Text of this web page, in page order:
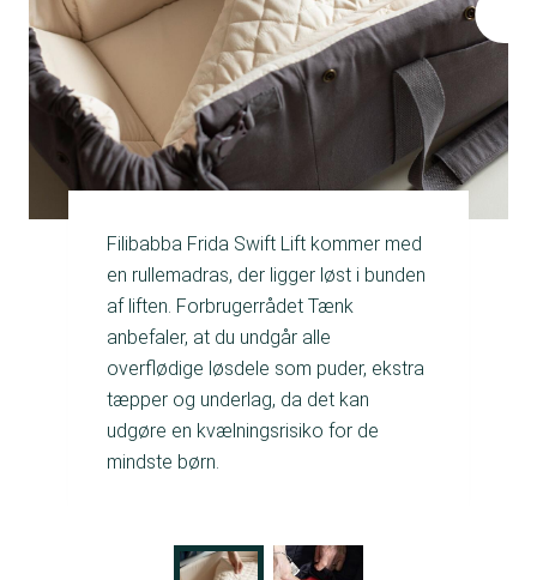
Filibabba Frida Swift Lift kommer med
en rullemadras, der ligger løst i bunden
af liften. Forbrugerrådet Tænk
anbefaler, at du undgår alle
overflødige løsdele som puder, ekstra
tæpper og underlag, da det kan
udgøre en kvælningsrisiko for de
mindste børn.